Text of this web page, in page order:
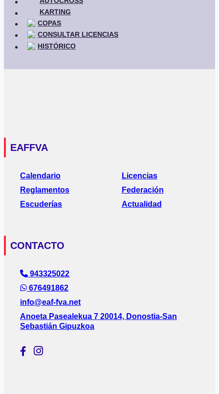
KARTING
COPAS
CONSULTAR LICENCIAS
HISTÓRICO
EAFFVA
Calendario
Reglamentos
Escuderías
Licencias
Federación
Actualidad
CONTACTO
943325022
676491862
info@eaf-fva.net
Anoeta Pasealekua 7 20014, Donostia-San
Sebastián Gipuzkoa